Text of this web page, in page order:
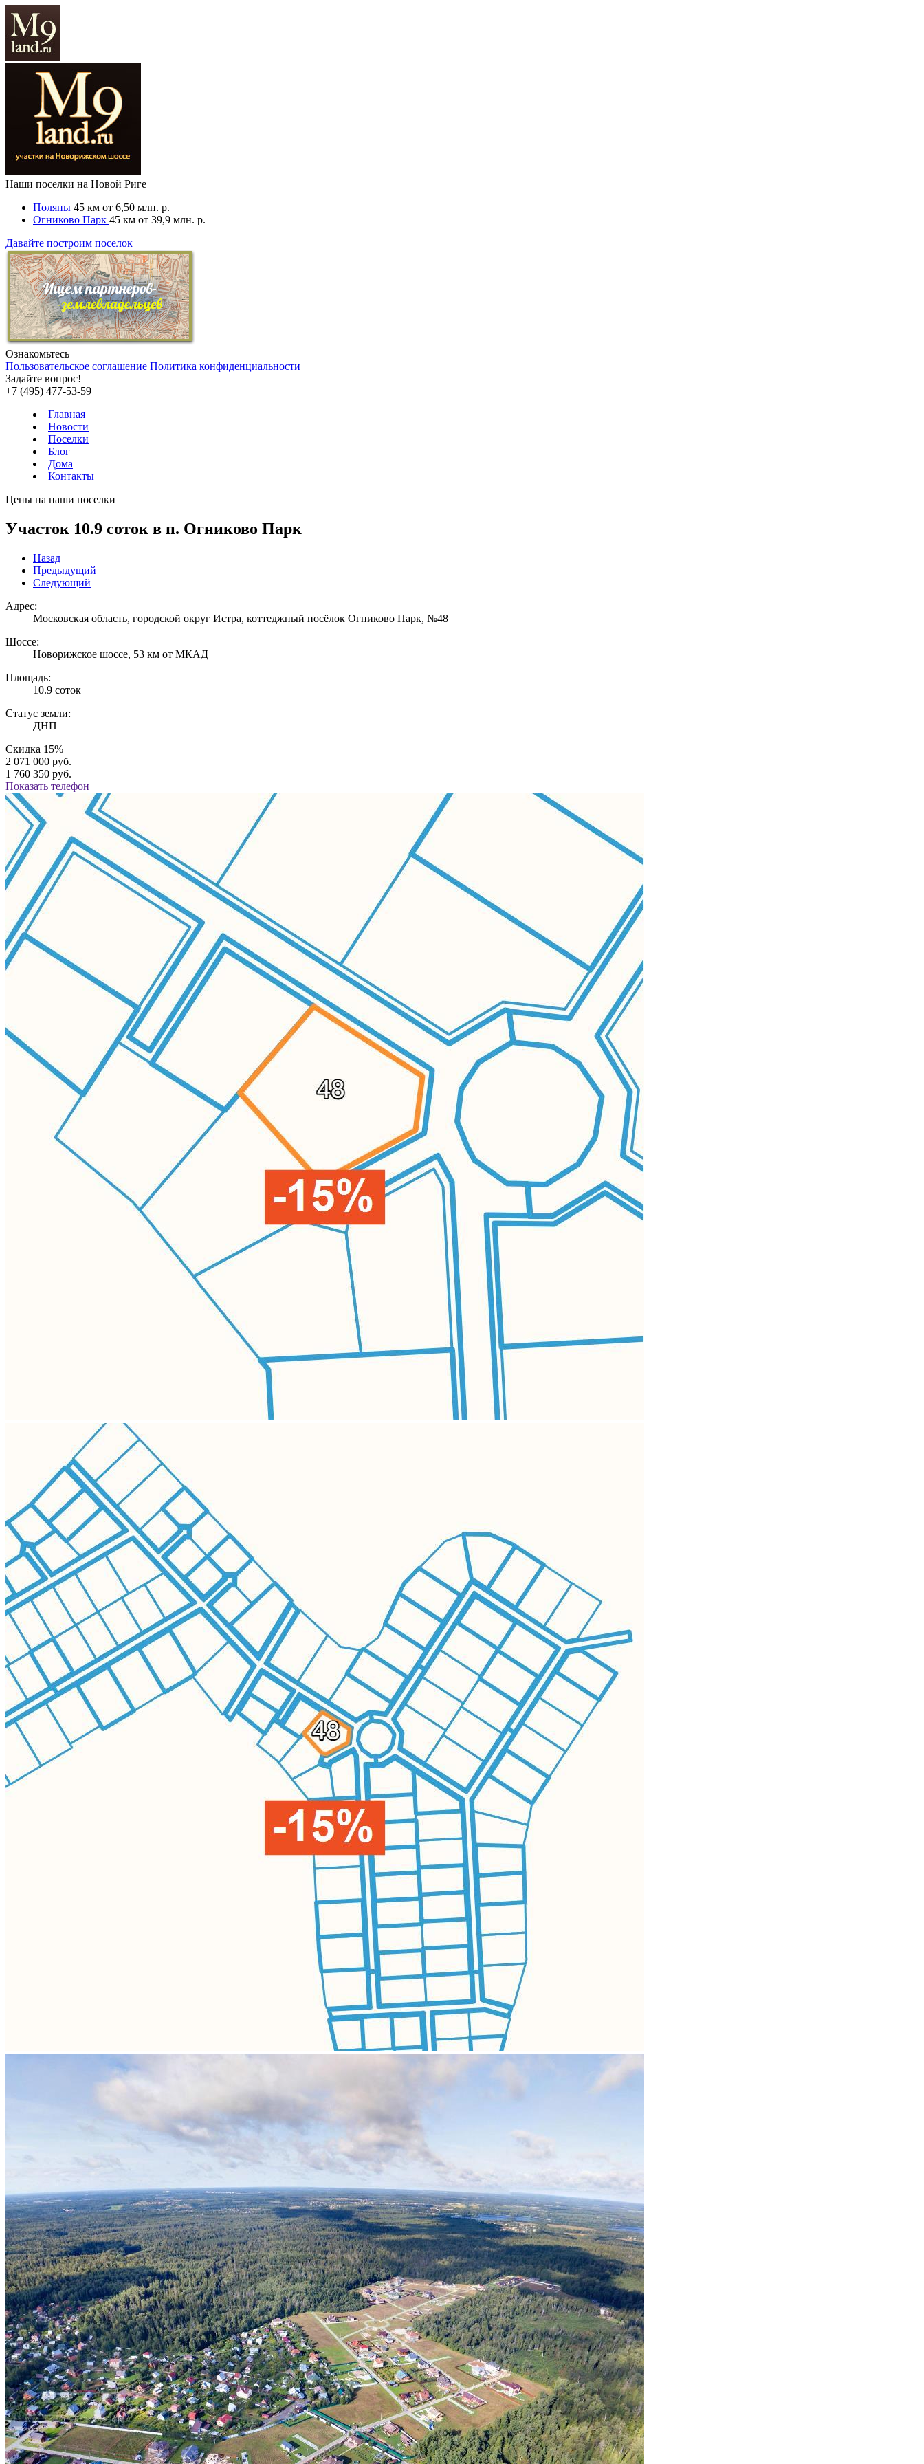
Наши поселки на Новой Риге
Поляны 45 км от 6,50 млн. р.
Огниково Парк 45 км от 39,9 млн. р.
Давайте построим поселок
Ознакомьтесь
Пользовательское соглашение Политика конфиденциальности
Задайте вопрос!
+7 (495) 477-53-59
Главная
Новости
Поселки
Блог
Дома
Контакты
Цены на наши поселки
Участок 10.9 соток в п. Огниково Парк
Назад
Предыдущий
Следующий
Адрес:
Московская область, городской округ Истра, коттеджный посёлок Огниково Парк, №48
Шоссе:
Новорижское шоссе, 53 км от МКАД
Площадь:
10.9 соток
Статус земли:
ДНП
Скидка 15%
2 071 000 руб.
1 760 350 руб.
Показать телефон